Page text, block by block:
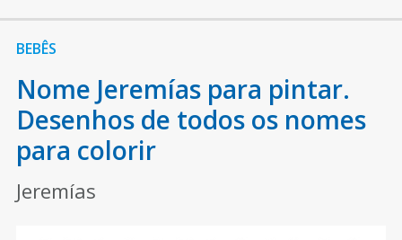
BEBÊS
Nome Jeremías para pintar.
Desenhos de todos os nomes
para colorir
Jeremías